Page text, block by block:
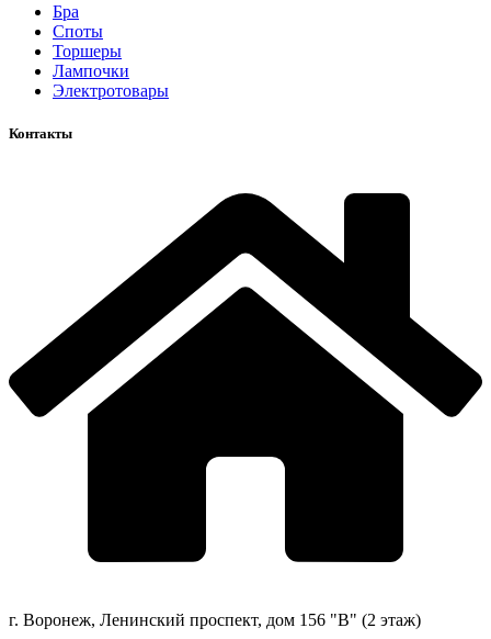
Бра
Споты
Торшеры
Лампочки
Электротовары
Контакты
г. Воронеж, Ленинский проспект, дом 156 "В" (2 этаж)